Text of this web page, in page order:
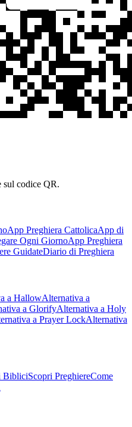
sul codice QR.
App Preghiera CattolicaApp di
Ogni GiornoApp Preghiera
GuidateDiario di Preghiera
a HallowAlternativa a
a GlorifyAlternativa a Holy
a Prayer LockAlternativa
BibliciScopri PreghiereCome